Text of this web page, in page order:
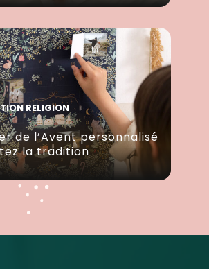
RELIGION
de l’Avent personnalisé
la tradition